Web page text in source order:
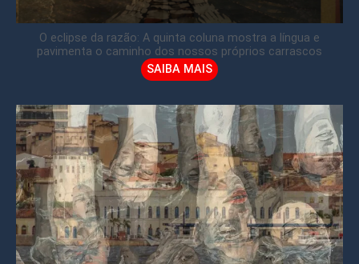
O eclipse da razão: A quinta coluna mostra a língua e
pavimenta o caminho dos nossos próprios carrascos
SAIBA MAIS